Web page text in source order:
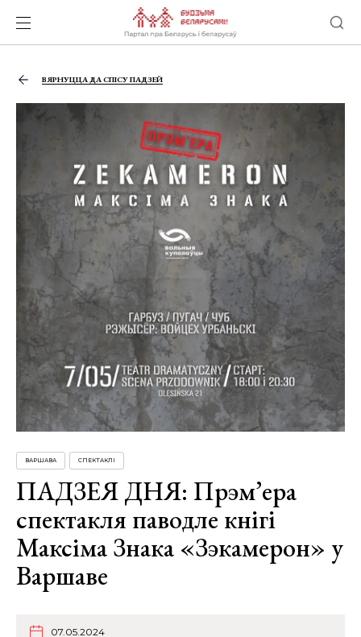
ВЯРНУЦЦА ДА СПІСУ ПАДЗЕЙ
ВАРШАВА СПЕКТАКЛІ
ПАДЗЕЯ ДНЯ: Прэм’ера
спектакля паводле кнігі
Максіма Знака «Зэкамерон» у
Варшаве
07.05.2024